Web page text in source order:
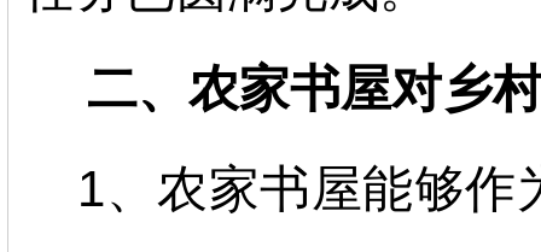
二、农家书屋对乡
1、农家书屋能够作